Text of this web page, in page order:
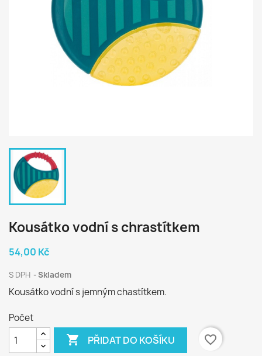
Kousátko vodní s chrastítkem
54,00 Kč
S DPH Skladem
Kousátko vodní s jemným chastítkem.
Počet
 PŘIDAT DO KOŠÍKU
favorite_border